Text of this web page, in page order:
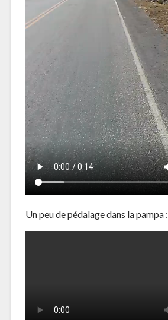
Un peu de pédalage dans la pampa :